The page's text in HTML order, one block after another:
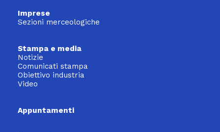
Imprese
Sezioni merceologiche
Stampa e media
Notizie
Comunicati stampa
Obiettivo industria
Video
Appuntamenti